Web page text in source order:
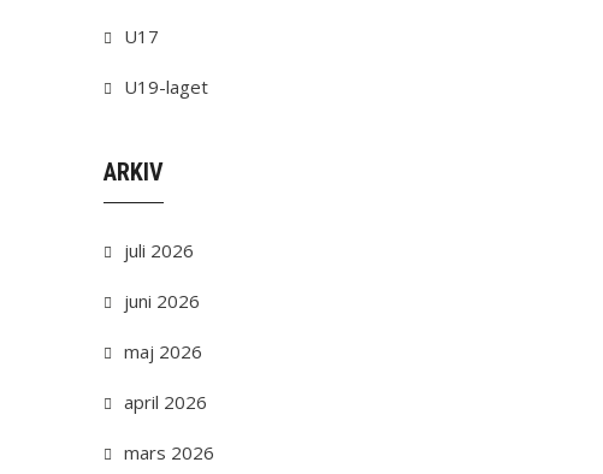
U17
U19-laget
ARKIV
juli 2026
juni 2026
maj 2026
april 2026
mars 2026